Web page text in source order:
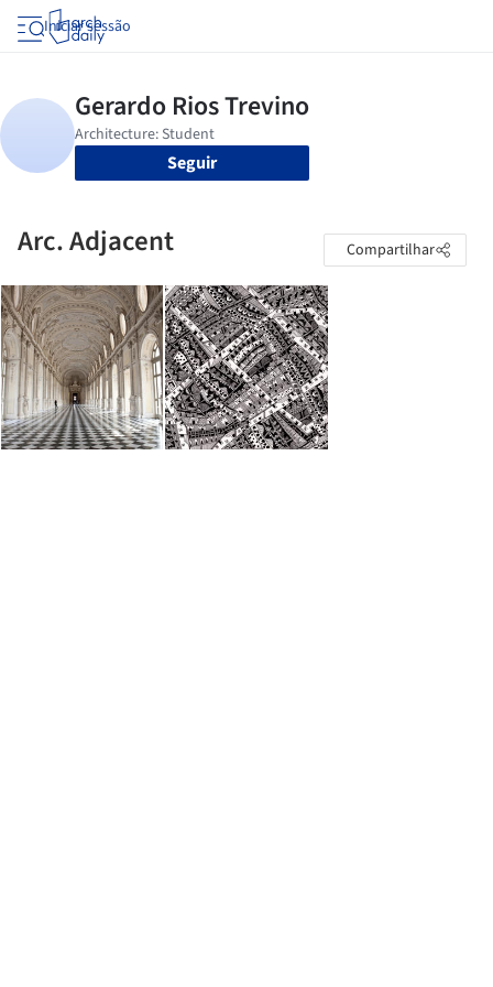
Iniciar sessão
Seguir
Arc. Adjacent Compartilhar